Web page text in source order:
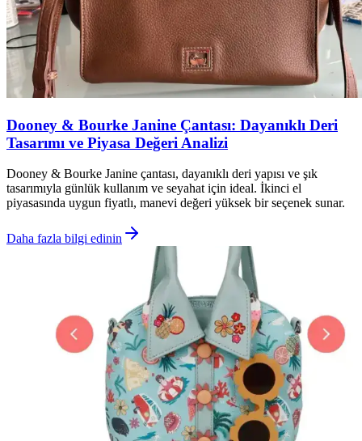
Dooney & Bourke Janine Çantası: Dayanıklı Deri
Tasarımı ve Piyasa Değeri Analizi
Dooney & Bourke Janine çantası, dayanıklı deri yapısı ve şık
tasarımıyla günlük kullanım ve seyahat için ideal. İkinci el
piyasasında uygun fiyatlı, manevi değeri yüksek bir seçenek sunar.
Daha fazla bilgi edinin